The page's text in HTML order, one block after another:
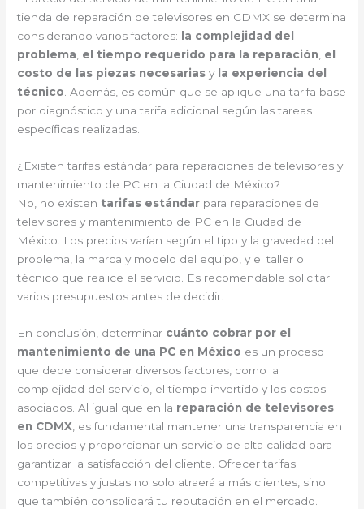
tienda de reparación de televisores en CDMX se determina
considerando varios factores:
la complejidad del
problema el tiempo requerido para la reparación el
costo de las piezas necesarias y la experiencia del
técnico . Además, es común que se aplique una tarifa base
por diagnóstico y una tarifa adicional según las tareas
específicas realizadas.
¿Existen tarifas estándar para reparaciones de televisores y
mantenimiento de PC en la Ciudad de México?
No, no existen tarifas estándar para reparaciones de
televisores y mantenimiento de PC en la Ciudad de
México. Los precios varían según el tipo y la gravedad del
problema, la marca y modelo del equipo, y el taller o
técnico que realice el servicio. Es recomendable solicitar
varios presupuestos antes de decidir.
En conclusión, determinar cuánto cobrar por el
mantenimiento de una PC en México es un proceso
que debe considerar diversos factores, como la
complejidad del servicio, el tiempo invertido y los costos
asociados. Al igual que en la reparación de televisores
en CDMX , es fundamental mantener una transparencia en
los precios y proporcionar un servicio de alta calidad para
garantizar la satisfacción del cliente. Ofrecer tarifas
competitivas y justas no solo atraerá a más clientes, sino
que también consolidará tu reputación en el mercado.